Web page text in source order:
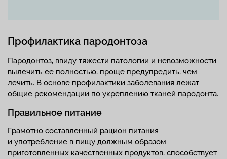
Профилактика пародонтоза
Пародонтоз, ввиду тяжести патологии и невозможности
вылечить ее полностью, проще предупредить, чем
лечить. В основе профилактики заболевания лежат
общие рекомендации по укреплению тканей пародонта.
Правильное питание
Грамотно составленный рацион питания
и употребление в пищу должным образом
приготовленных качественных продуктов, способствует